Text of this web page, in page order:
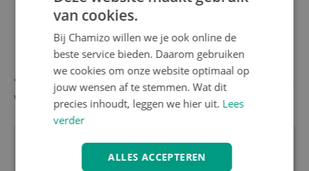
Snel te (de)monteren zonder gereedschap, voor
Waterafstotend materiaal voor gebruik in alle
weersomstandigheden
*Geschikt voor kinderen van ongeveer 5-10 jaar, met een lengte
van 110-140 cm.
Heb je nog vragen over dit product?
van cookies.
Bij Chamizo willen we je ook online de
beste service bieden. Daarom gebruiken
we cookies om onze website optimaal op
jouw wensen af te stemmen. Wat dit
precies inhoudt, leggen we hier uit. Lees
verder
ALLES ACCEPTEREN